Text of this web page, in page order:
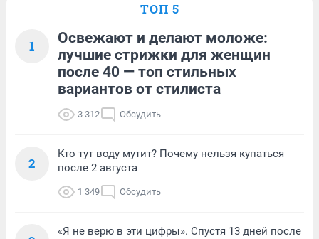
ТОП 5
1
Освежают и делают моложе:
лучшие стрижки для женщин
после 40 — топ стильных
вариантов от стилиста
3 312 Обсудить
2
Кто тут воду мутит? Почему нельзя купаться
после 2 августа
1 349 Обсудить
«Я не верю в эти цифры». Спустя 13 дней после